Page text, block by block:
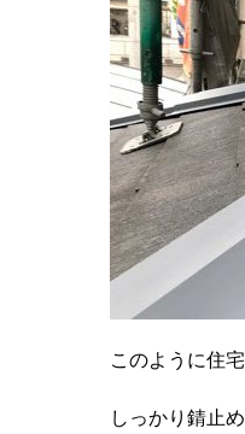
このように住
しっかり錆止